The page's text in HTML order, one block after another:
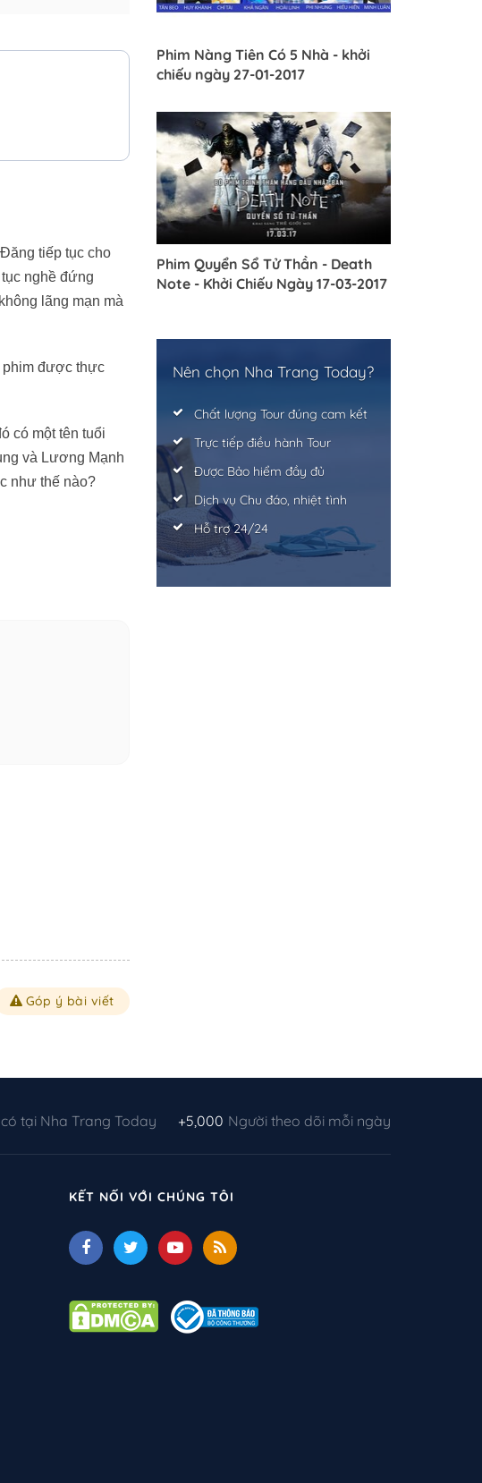
tiếp tục cho
nghề đứng
lãng mạn mà
phim được thực
có một tên tuổi
và Lương Mạnh
như thế nào?
Góp ý bài viết
Phim Nàng Tiên Có 5 Nhà - khởi
chiếu ngày 27-01-2017
Phim Quyển Sổ Tử Thần - Death
Note - Khởi Chiếu Ngày 17-03-2017
Nên chọn Nha Trang Today?
Chất lượng Tour đúng cam kết
Trực tiếp điều hành Tour
Được Bảo hiểm đầy đủ
Dịch vụ Chu đáo, nhiệt tình
Hỗ trợ 24/24
tại Nha Trang Today +5,000 Người theo dõi mỗi ngày
KẾT NỐI VỚI CHÚNG TÔI